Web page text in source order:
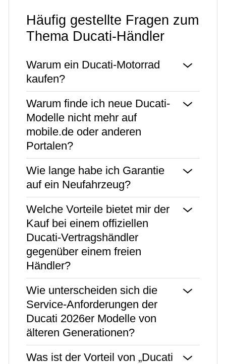
Häufig gestellte Fragen zum
Thema Ducati-Händler
Warum ein Ducati-Motorrad
kaufen?
Warum finde ich neue Ducati-
Modelle nicht mehr auf
mobile.de oder anderen
Portalen?
Wie lange habe ich Garantie
auf ein Neufahrzeug?
Welche Vorteile bietet mir der
Kauf bei einem offiziellen
Ducati-Vertragshändler
gegenüber einem freien
Händler?
Wie unterscheiden sich die
Service-Anforderungen der
Ducati 2026er Modelle von
älteren Generationen?
Was ist der Vorteil von „Ducati